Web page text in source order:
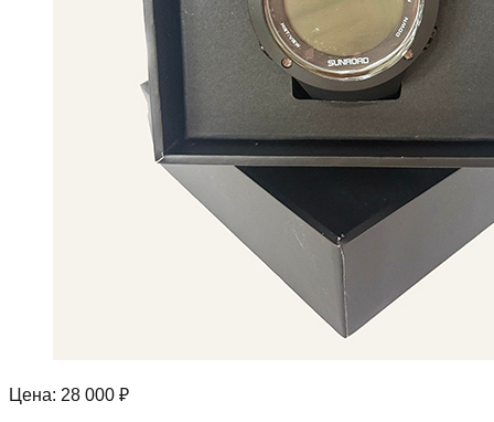
Цена: 28 000 ₽